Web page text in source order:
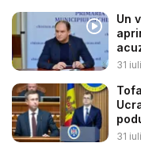
Un
31
31